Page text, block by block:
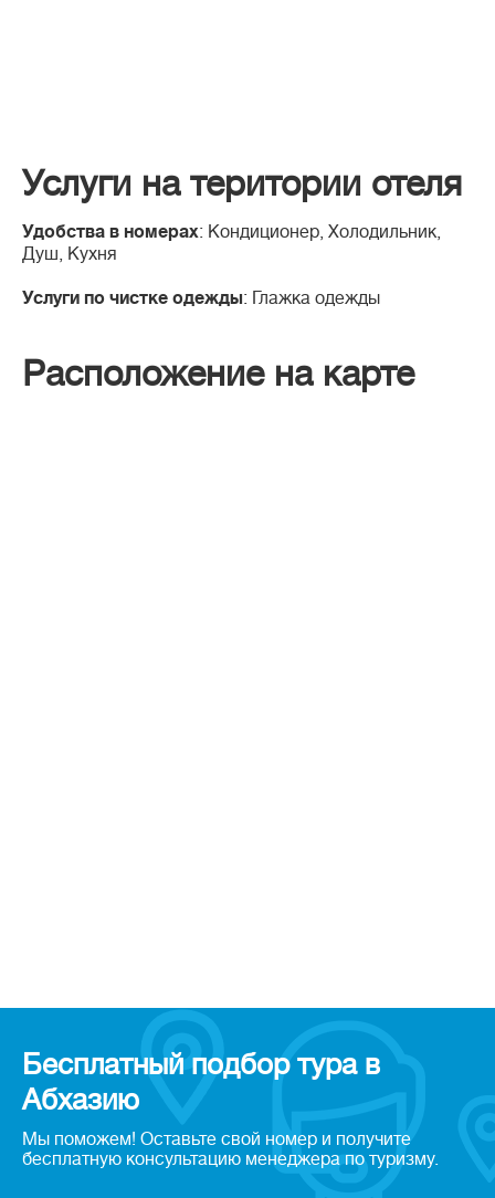
Услуги на територии отеля
Удобства в номерах: Кондиционер, Холодильник,
Душ, Кухня
Услуги по чистке одежды: Глажка одежды
Расположение на карте
Бесплатный подбор тура в
Абхазию
Мы поможем! Оставьте свой номер и получите
бесплатную консультацию менеджера по туризму.